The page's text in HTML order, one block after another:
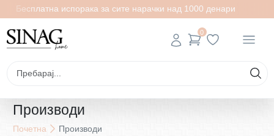
Бесплатна испорака за сите нарачки над 1000 денари
0
Производи
Почетна Производи